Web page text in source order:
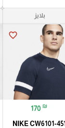
بلايز
favorite_border
170 ₪
NIKE CW6101-451